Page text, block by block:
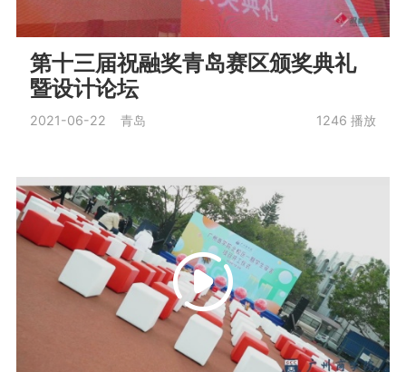
第十三届祝融奖青岛赛区颁奖典礼
暨设计论坛
2021-06-22 青岛 1246 播放